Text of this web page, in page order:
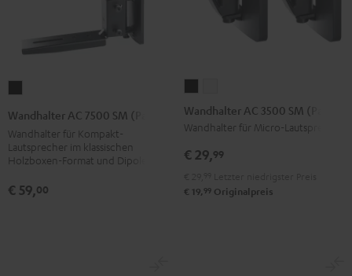
AC
7500
SM
(Paar)
Schwarz
Wandhalter AC 7500 SM (Paar)
Wandhalter für Kompakt-
Lautsprecher im klassischen
Holzboxen-Format und Dipole
€ 59,00
AC
3500
(Paar)
AC
3500
(Paar)
Wandhalter AC 3500 SM (Paar)
Wandhalter für Micro-Lautsprecher
€ 29,99
€ 19, 99 Originalpreis